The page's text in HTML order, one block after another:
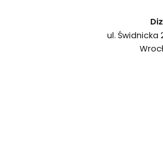
ul. Świdnicka
50-067